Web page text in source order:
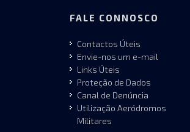
FALE CONNOSCO
Contactos Úteis
Envie-nos um e-mail
Links Úteis
Proteção de Dados
Canal de Denúncia
Utilização Aeródromos
Militares